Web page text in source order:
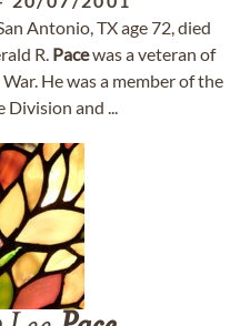
Antonio, TX age 72, died
R. Pacewas a veteran of
He was a member of the
Division and ...